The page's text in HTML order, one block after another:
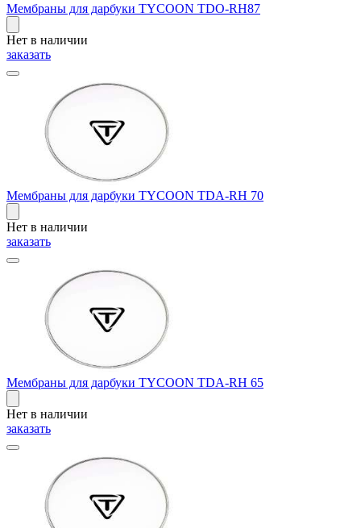
Мембраны для дарбуки TYCOON TDO-RH87
Нет в наличии
заказать
Мембраны для дарбуки TYCOON TDA-RH 70
Нет в наличии
заказать
Мембраны для дарбуки TYCOON TDA-RH 65
Нет в наличии
заказать